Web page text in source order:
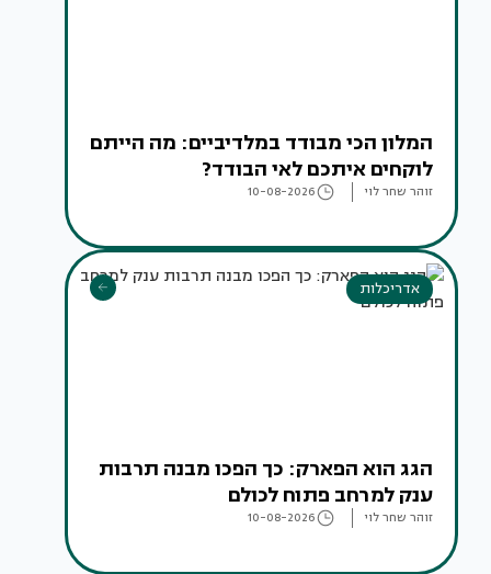
המלון הכי מבודד במלדיביים: מה הייתם
לוקחים איתכם לאי הבודד?
זוהר שחר לוי 10-08-2026
אדריכלות
הגג הוא הפארק: כך הפכו מבנה תרבות
ענק למרחב פתוח לכולם
זוהר שחר לוי 10-08-2026